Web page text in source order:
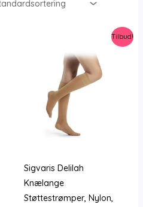
Tilbud!
Sigvaris Delilah
Knælange
Støttestrømper, Nylon,